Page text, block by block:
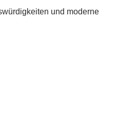
und moderne